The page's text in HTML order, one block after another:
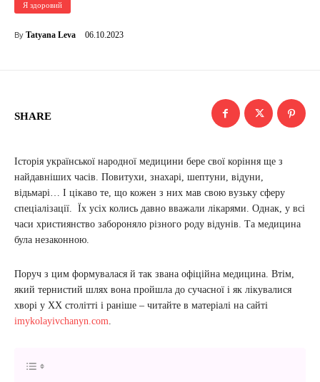
Я здоровий
By Tatyana Leva 06.10.2023
SHARE
Історія української народної медицини бере свої коріння ще з
найдавніших часів. Повитухи, знахарі, шептуни, відуни,
відьмарі… І цікаво те, що кожен з них мав свою вузьку сферу
спеціалізації. Їх усіх колись давно вважали лікарями. Однак, у всі
часи християнство забороняло різного роду відунів. Та медицина
була незаконною.
Поруч з цим формувалася й так звана офіційна медицина. Втім,
який тернистий шлях вона пройшла до сучасної і як лікувалися
хворі у ХХ столітті і раніше – читайте в матеріалі на сайті
imykolayivchanyn.com.